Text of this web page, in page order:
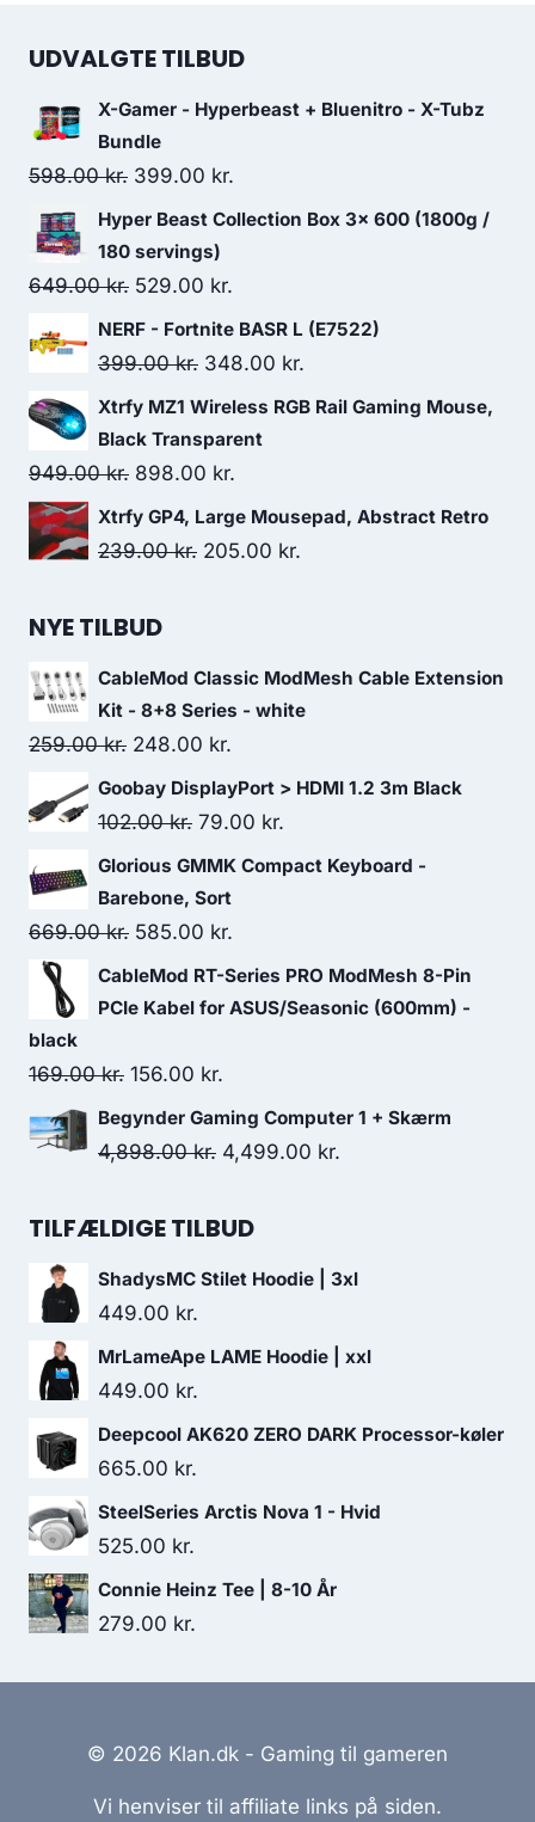
UDVALGTE TILBUD
X-Gamer - Hyperbeast + Bluenitro - X-Tubz
Bundle
598.00kr. Original
price
was:
598.00 kr..
399.00 kr.
price
Hyper Beast Collection Box 3x 600 (1800g /
180 servings)
649.00kr. Original
price
was:
529.00 kr.
price
is:
NERF - Fortnite BASR L (E7522)
399.00kr. Original
price
was:
399.00 kr..
348.00 kr.
price
Xtrfy MZ1 Wireless RGB Rail Gaming Mouse,
Black Transparent
949.00kr. Original
price
was:
898.00 kr.
price
is:
Xtrfy GP4, Large Mousepad, Abstract Retro
239.00kr. Original
205.00 kr.
NYE TILBUD
CableMod Classic ModMesh Cable Extension
Kit - 8+8 Series - white
259.00kr. Original
price
was:
248.00 kr.
price
is:
Goobay DisplayPort > HDMI 1.2 3m Black
102.00kr. Original
price
was:
102.00 kr..
79.00 kr.
price
Glorious GMMK Compact Keyboard -
Barebone, Sort
669.00kr. Original
price
was:
585.00 kr.
price
is:
CableMod RT-Series PRO ModMesh 8-Pin
PCIe Kabel for ASUS/Seasonic (600mm) -
black
169.00kr. Original
price
was:
156.00 kr.
price
is:
Begynder Gaming Computer 1 + Skærm
4,898.00kr. Original
was:
4,499.00 kr.
TILFÆLDIGE TILBUD
ShadysMC Stilet Hoodie | 3xl
449.00 kr.
MrLameApe LAME Hoodie | xxl
449.00 kr.
Deepcool AK620 ZERO DARK Processor-køler
665.00 kr.
SteelSeries Arctis Nova 1 - Hvid
525.00 kr.
Connie Heinz Tee | 8-10 År
279.00 kr.
© 2026 Klan.dk - Gaming til gameren
Vi henviser til affiliate links på siden.